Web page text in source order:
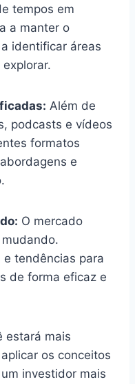
tempos em
a manter o
identificar áreas
Além de
podcasts e vídeos
formatos
e
O mercado
tendências para
de forma eficaz e
estará mais
os conceitos
investidor mais